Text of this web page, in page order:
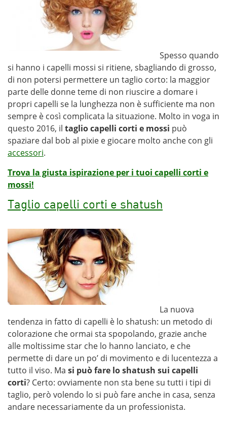
Spesso quando
si hanno i capelli mossi si ritiene, sbagliando di grosso,
di non potersi permettere un taglio corto: la maggior
parte delle donne teme di non riuscire a domare i
propri capelli se la lunghezza non è sufficiente ma non
sempre è così complicata la situazione. Molto in voga in
questo 2016, il taglio capelli corti e mossi può
spaziare dal bob al pixie e giocare molto anche con gli
accessori.
Trova la giusta ispirazione per i tuoi capelli corti e
mossi!
Taglio capelli corti e shatush
La nuova
tendenza in fatto di capelli è lo shatush: un metodo di
colorazione che ormai sta spopolando, grazie anche
alle moltissime star che lo hanno lanciato, e che
permette di dare un po’ di movimento e di lucentezza a
tutto il viso. Ma si può fare lo shatush sui capelli
corti? Certo: ovviamente non sta bene su tutti i tipi di
taglio, però volendo lo si può fare anche in casa, senza
andare necessariamente da un professionista.